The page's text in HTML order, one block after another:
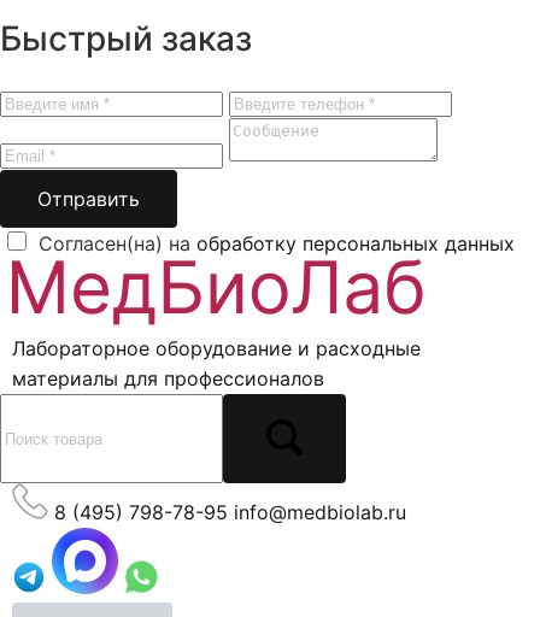
Быстрый заказ
Отправить
Согласен(на) на обработку персональных данных
Лабораторное оборудование и расходные
материалы для профессионалов
8 (495) 798-78-95 info@medbiolab.ru